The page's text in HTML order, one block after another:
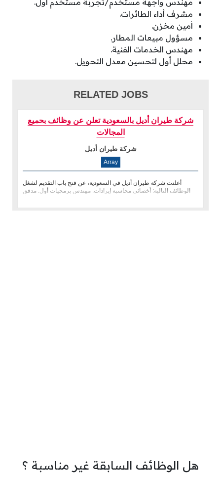
مهندس واجهة مستخدم/تجربة مستخدم أول.
مشرف أداء الطائرات.
أمين مخزن.
مسؤول مبيعات المطار.
مهندس الخدمات الفنية.
محلل أول لتحسين معدل التحويل.
RELATED JOBS
شركة طيران أديل بالسعودية تعلن عن وظائف بحميع
المجالات
شركة طيران أديل
Array
أعلنت شركة طيران أديل في السعودية، عن فتح باب التقديم لشغل
الوظائف التالية: أخصائي محاسبة إيرادات. مهندس برمجيات أول. مدقق
هل الوظائف السابقة غير مناسبة ؟